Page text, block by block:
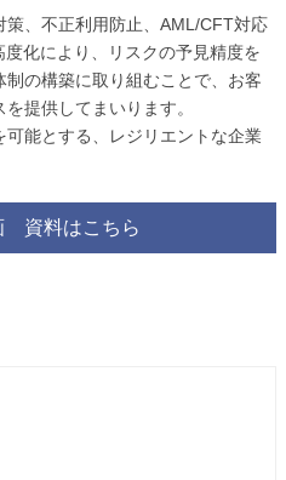
、不正利用防止、AML/CFT対応
化により、リスクの予見精度を
の構築に取り組むことで、お客
提供してまいります。
能とする、レジリエントな企業
資料はこちら